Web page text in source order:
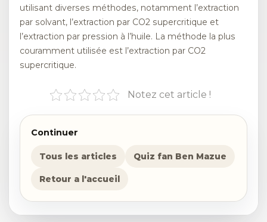
utilisant diverses méthodes, notamment l’extraction
par solvant, l’extraction par CO2 supercritique et
l’extraction par pression à l’huile. La méthode la plus
couramment utilisée est l’extraction par CO2
supercritique.
Notez cet article !
Continuer
Tous les articles Quiz fan Ben Mazue
Retour a l'accueil